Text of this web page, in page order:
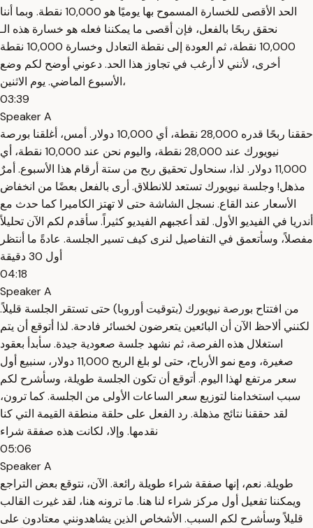
الحد الأقصى للخسارة المسموح بها يوميًا هو 10,000 نقطة. وبما أننا
نحقق ربحًا بالفعل، فإن أقصى ما يمكننا فعله هو خسارة هذه الـ
10,000 نقطة، ثم العودة إلى نقطة التعادل وخسارة 10,000 نقطة
أخرى، لأنني لا أرغب في تجاوز هذا الحد. دعوني أوضح لكم وضع
الأسبوع الماضي. يوم الاثنين،
03:39
Speaker A
حققنا ربحًا قدره 28,000 نقطة، أي 10,000 دولار. أمس، أغلقنا بورصة
نيويورك عند 28,000 نقطة، واليوم نحن عند 10,000 نقطة، أي
11,000 دولار. لذا، سنحاول تحقيق ربح من ستة أرقام هذا الأسبوع. أمرٌ
مذهل! وجلسة نيويورك تستعد للانطلاق. أرى بالفعل بعضًا من انخفاض
الأسعار عند القاع. نسجل الشاشة حتى لا تهتز الكاميرا كما حدث مع
أندريا في الفيديو الأول. لقد أعجبهم الفيديو كثيراً. سأقدم لكم الآن تحليلاً
مفصلاً، وسأتعمق في التفاصيل لنرى كيف تسير الجلسة. عادةً ما أنتظر
أول 30 دقيقة
04:18
Speaker A
من افتتاح بورصة نيويورك (بتوقيت أوروبا) حتى تستقر الجلسة قليلاً.
لكنني ألاحظ الآن أن البائعين يتعرضون لخسائر فادحة. لذا أتوقع أن يتم
استغلال هذه الفرصة، ثم نشهد جلسة صعودية جيدة. سأبدأ بعقود
صغيرة، ومع نمو الأرباح، حتى لو بلغ الربح 11,000 دولار، سنبيع أول
سعر مرتفع لهذا اليوم. أتوقع أن تكون الجلسة طويلة، وسأشرح لكم
سبب استخدامنا لتوزيع سعر الساعات الأولى من الجلسة. كما ترون،
لقد حققنا نتائج مذهلة. رد الفعل على حلقة منطقة القيمة التي كنا
نقدمها. وإلا، لكانت هذه صفقة شراء
05:06
Speaker A
طويلة. نعم، إنها صفقة شراء طويلة رائعة. الآن، نتوقع بعض التراجع
ويمكننا تفعيل أول مركز شراء لنا هنا. ما ترونه هنا، لقد غيرت القالب
قليلاً وسأشرح لكم السبب. الأشخاص الذين يشاهدونني معتادون على